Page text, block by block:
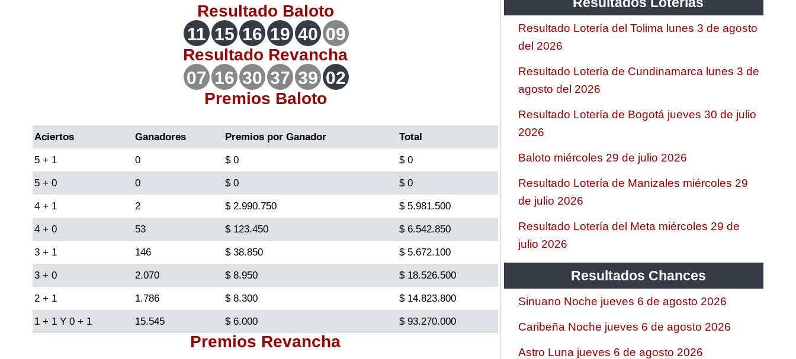
Lotería de Bogotá
Lotería de Risaralda
Lotería de Medellín
Lotería de Santander
Lotería del Cauca
Lotería de Boyaca
Resultado Baloto
11 15 16 19 40 09
Resultado Revancha
07 16 30 37 39 02
Premios Baloto
Aciertos Ganadores Premios por Ganador Total
5 + 1 0 $ 0 $ 0
5 + 0 0 $ 0 $ 0
4 + 1 2 $ 2.990.750 $ 5.981.500
4 + 0 53 $ 123.450 $ 6.542.850
3 + 1 146 $ 38.850 $ 5.672.100
3 + 0 2.070 $ 8.950 $ 18.526.500
2 + 1 1.786 $ 8.300 $ 14.823.800
1 + 1 Y 0 + 1 15.545 $ 6.000 $ 93.270.000
Premios Revancha
Resultado Lotería del Tolima lunes 3 de agosto
del 2026
Resultado Lotería de Cundinamarca lunes 3 de
agosto del 2026
Resultado Lotería de Bogotá jueves 30 de julio
2026
Baloto miércoles 29 de julio 2026
Resultado Lotería de Manizales miércoles 29
de julio 2026
Resultado Lotería del Meta miércoles 29 de
julio 2026
Resultados Chances
Sinuano Noche jueves 6 de agosto 2026
Caribeña Noche jueves 6 de agosto 2026
Astro Luna jueves 6 de agosto 2026